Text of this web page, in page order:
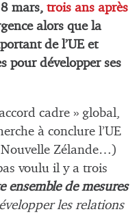
mars, trois ans après
alors que la
de l’UE et
pour développer ses
cadre » global,
à conclure l’UE
Nouvelle Zélande…)
voulu il y a trois
ensemble de mesures
les relations